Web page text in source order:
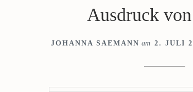
Ausdruck
JOHANNA SAEMANN am 2. JULI